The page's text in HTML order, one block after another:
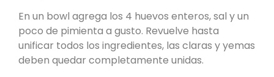
En un bowl agrega los 4 huevos enteros, sal y un
poco de pimienta a gusto. Revuelve hasta
unificar todos los ingredientes, las claras y yemas
deben quedar completamente unidas.